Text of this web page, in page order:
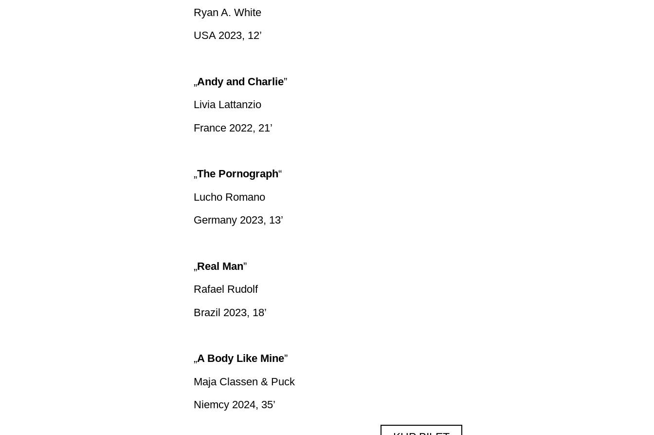
Ryan A. White
USA 2023, 12’
„Andy and Charlie”
Livia Lattanzio
France 2022, 21’
„The Pornograph“
Lucho Romano
Germany 2023, 13’
„Real Man”
Rafael Rudolf
Brazil 2023, 18’
„A Body Like Mine”
Maja Classen & Puck
Niemcy 2024, 35’